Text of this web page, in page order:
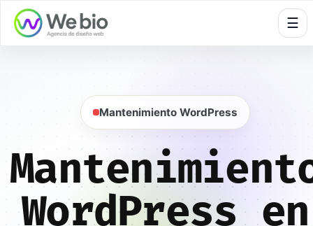
☰
Mantenimiento WordPress
WordPress en